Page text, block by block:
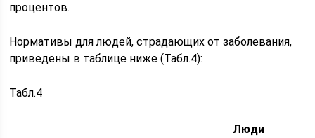
процентов.
Нормативы для людей, страдающих от заболевания,
приведены в таблице ниже (Табл.4):
Табл.4
Люди